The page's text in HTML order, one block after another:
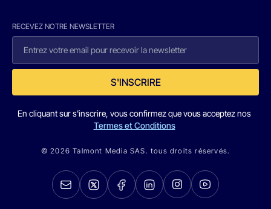
RECEVEZ NOTRE NEWSLETTER
S'INSCRIRE
En cliquant sur s'inscrire, vous confirmez que vous acceptez nos
Termes et Conditions
© 2026 Talmont Media SAS. tous droits réservés.